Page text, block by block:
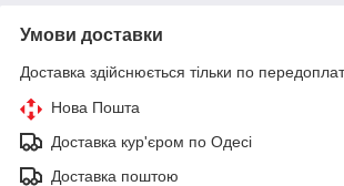
Умови доставки
Доставка здійснюється тільки по
Нова Пошта
Доставка кур'єром по Одесі
Доставка поштою